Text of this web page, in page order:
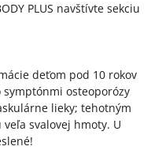
PLUS navštívte sekciu
deťom pod 10 rokov
symptónmi osteoporózy
lieky; tehotným
svalovej hmoty. U